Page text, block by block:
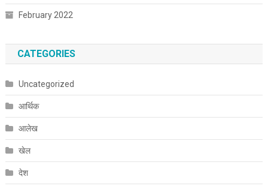
February 2022
CATEGORIES
Uncategorized
आर्थिक
आलेख
खेल
देश